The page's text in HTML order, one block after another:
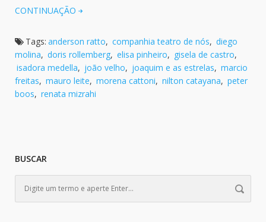
CONTINUAÇÃO
Tags: anderson ratto, companhia teatro de nós, diego
molina, doris rollemberg, elisa pinheiro, gisela de castro,
isadora medella, joão velho, joaquim e as estrelas, marcio
freitas, mauro leite, morena cattoni, nilton catayana, peter
boos, renata mizrahi
BUSCAR